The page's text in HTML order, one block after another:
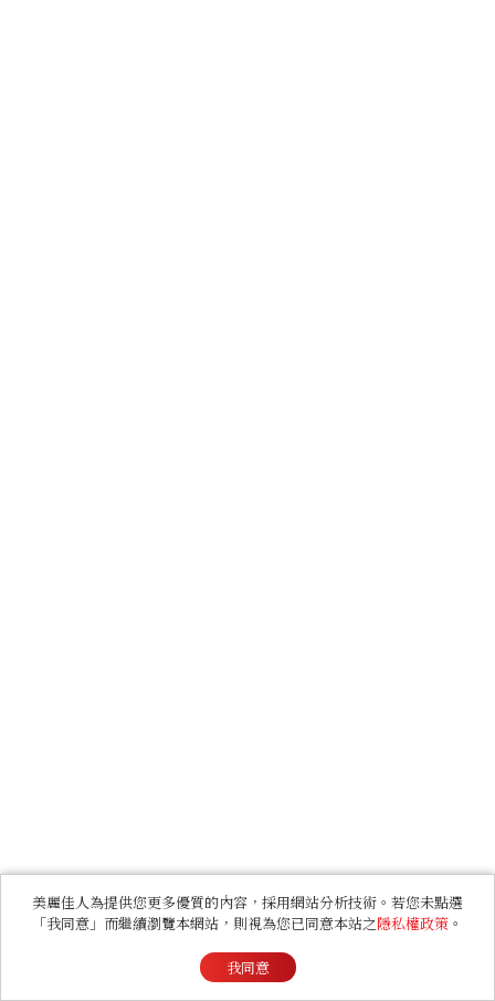
美麗佳人為提供您更多優質的內容，採用網站分析技術。若您未點選
「我同意」而繼續瀏覽本網站，則視為您已同意本站之隱私權政策 。
我同意